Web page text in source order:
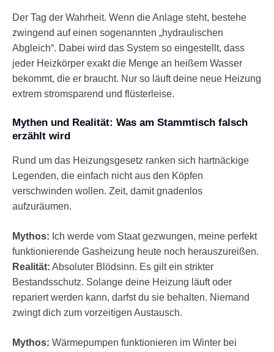
Der Tag der Wahrheit. Wenn die Anlage steht, bestehe
zwingend auf einen sogenannten „hydraulischen
Abgleich“. Dabei wird das System so eingestellt, dass
jeder Heizkörper exakt die Menge an heißem Wasser
bekommt, die er braucht. Nur so läuft deine neue Heizung
extrem stromsparend und flüsterleise.
Mythen und Realität: Was am Stammtisch falsch
erzählt wird
Rund um das Heizungsgesetz ranken sich hartnäckige
Legenden, die einfach nicht aus den Köpfen
verschwinden wollen. Zeit, damit gnadenlos
aufzuräumen.
Mythos: Ich werde vom Staat gezwungen, meine perfekt
funktionierende Gasheizung heute noch herauszureißen.
Realität: Absoluter Blödsinn. Es gilt ein strikter
Bestandsschutz. Solange deine Heizung läuft oder
repariert werden kann, darfst du sie behalten. Niemand
zwingt dich zum vorzeitigen Austausch.
Mythos: Wärmepumpen funktionieren im Winter bei